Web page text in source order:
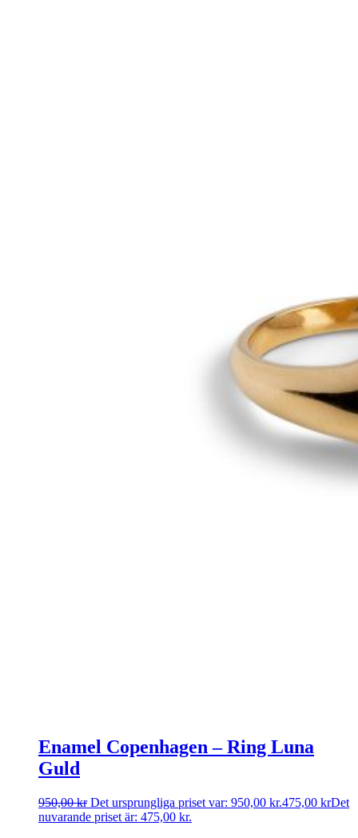
Enamel Copenhagen – Ring Luna
Guld
950,00kr Det ursprungliga priset var: 950,00 kr.475,00 krDet
nuvarande priset är: 475,00 kr.